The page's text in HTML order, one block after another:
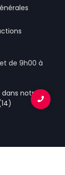
de 9h00 à
notre